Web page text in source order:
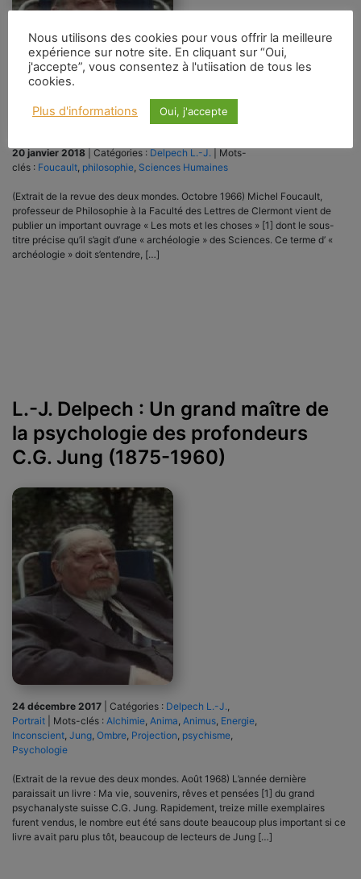
20 janvier 2018 Catégories : Delpech L.-J.
Mots-
clés : Foucault philosophie Sciences Humaines
(Extrait de la revue des deux mondes. Octobre 1966) Michel Foucault,
professeur de Philosophie à la Faculté des Lettres de Clermont vient de
publier un important ouvrage « Les mots et les choses » [1] dont le sous-
titre précise qu’il s’agit d’une « archéologie » des Sciences. Ce terme d’ «
archéologie » doit s’entendre, […]
L.-J. Delpech : Un grand maître de
la psychologie des profondeurs
C.G. Jung (1875-1960)
24 décembre 2017 Catégories : Delpech L.-J.,
Portrait
Mots-clés : Alchimie, Anima, Animus, Energie,
Inconscient, Jung, Ombre, Projection, psychisme,
Psychologie
(Extrait de la revue des deux mondes. Août 1968) L’année dernière
paraissait un livre : Ma vie, souvenirs, rêves et pensées [1] du grand
psychanalyste suisse C.G. Jung. Rapidement, treize mille exemplaires
furent vendus, le nombre eut été sans doute beaucoup plus important si ce
livre avait paru plus tôt, beaucoup de lecteurs de Jung […]
Nous utilisons des cookies pour vous offrir la meilleure
expérience sur notre site. En cliquant sur “Oui,
j'accepte”, vous consentez à l'utiisation de tous les
cookies.
Plus d'informations Oui, j'accepte